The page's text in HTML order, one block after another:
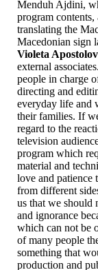
Menduh Ajdini,
program contents,
translating the
Macedonian sign
Violeta
external
people in charge
directing and
everyday life and
their families. If
regard to the
television
program which
material and
love and patience
from different
us that we should
and ignorance
which can not be
of many people
something that
production and